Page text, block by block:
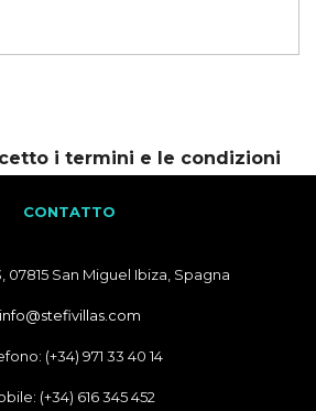
i termini e le condizioni
CONTATTO
07815 San Miguel Ibiza, Spagna
info@stefivillas.com
(+34) 971 33 40 14
(+34) 616 345 452